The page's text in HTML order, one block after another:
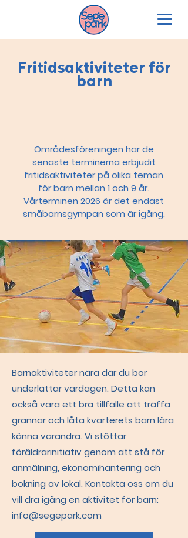
Fritidsaktiviteter för
barn
Områdesföreningen har de
senaste terminerna erbjudit
fritidsaktiviteter på olika teman
för barn mellan 1 och 9 år.
Vårterminen 2026 är det endast
småbarnsgympan som är igång.
Barnaktiviteter nära där du bor
underlättar vardagen. Detta kan
också vara ett bra tillfälle att träffa
grannar och låta kvarterets barn lära
känna varandra. Vi stöttar
föräldrarinitiativ genom att stå för
anmälning, ekonomihantering och
bokning av lokal. Kontakta oss om du
vill dra igång en aktivitet för barn:
info@segepark.com